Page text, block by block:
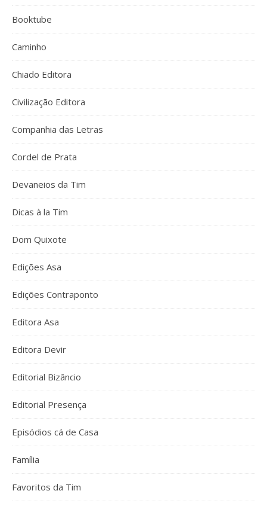
Booktube
Caminho
Chiado Editora
Civilização Editora
Companhia das Letras
Cordel de Prata
Devaneios da Tim
Dicas à la Tim
Dom Quixote
Edições Asa
Edições Contraponto
Editora Asa
Editora Devir
Editorial Bizâncio
Editorial Presença
Episódios cá de Casa
Família
Favoritos da Tim